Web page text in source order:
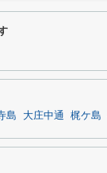
島 大庄中通 梶ケ島